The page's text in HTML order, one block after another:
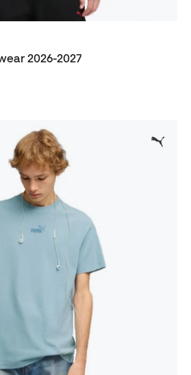
2026-2027